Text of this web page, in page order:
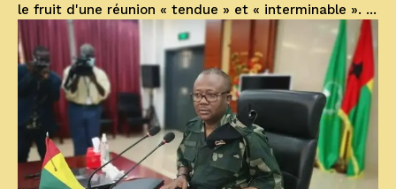
le fruit d'une réunion « tendue » et « interminable ». ...